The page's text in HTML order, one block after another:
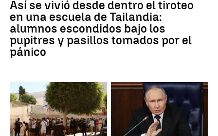
Así se vivió desde dentro el tiroteo
en una escuela de Tailandia:
alumnos escondidos bajo los
pupitres y pasillos tomados por el
pánico
Desinformación rusa OTAN